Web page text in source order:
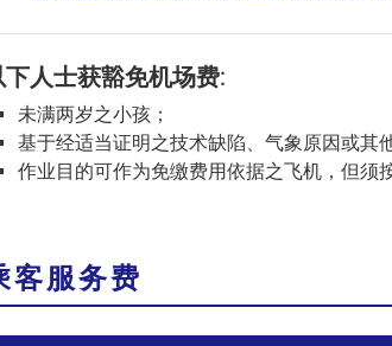
下人士获豁免机场费:
未满两岁之小孩；
基于经适当证明之技术缺陷、气象原因或其
作业目的可作为免缴费用依据之飞机，但须
客服务费